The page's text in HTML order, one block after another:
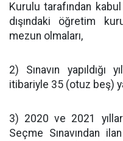
Kurulu tarafından
dışındaki öğretim
mezun olmaları,
2) Sınavın yapıldığı
itibariyle 35 (otuz beş)
3) 2020 ve 2021
Seçme Sınavından